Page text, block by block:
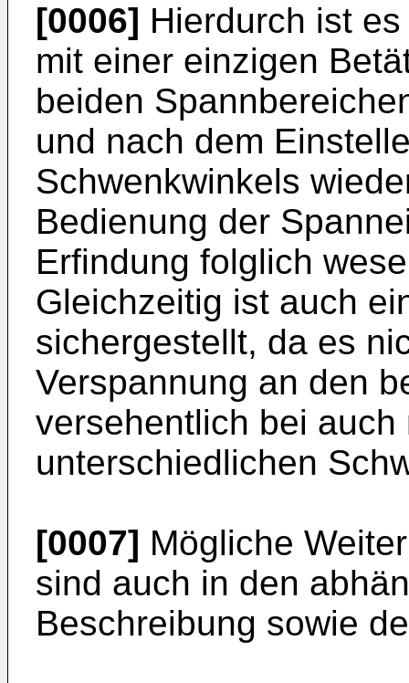
[0006] Hierdurch ist
mit einer einzigen
beiden
und nach dem
Schwenkwinkels
Bedienung der
Erfindung folglich
Gleichzeitig ist auch
sichergestellt, da es
Verspannung an den
versehentlich bei auch
unterschiedlichen
[0007] Mögliche
sind auch in den
Beschreibung sowie